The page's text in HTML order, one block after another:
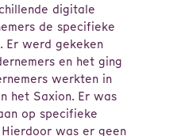
digitale
de specifieke
Er werd gekeken
en het ging
werkten in
het Saxion. Er was
op specifieke
was er geen